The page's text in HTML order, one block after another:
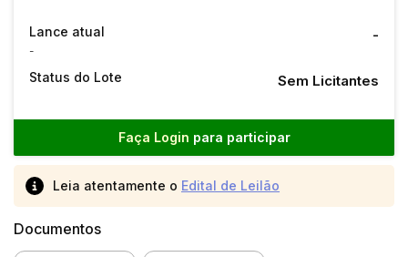
Lance atual
-
-
Status do Lote Sem Licitantes
Faça Login para participar
Leia atentamente o Edital de Leilão
Documentos